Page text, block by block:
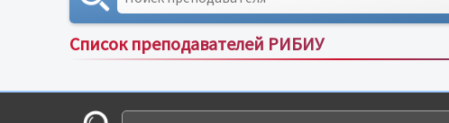
Список преподавателей РИБИУ